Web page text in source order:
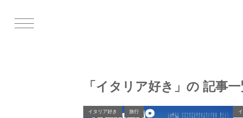
「イタリア好き」の 記事
イタリア好き 旅行